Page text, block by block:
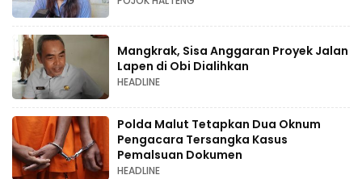
Mangkrak, Sisa Anggaran Proyek Jalan
Lapen di Obi Dialihkan
HEADLINE
Polda Malut Tetapkan Dua Oknum
Pengacara Tersangka Kasus
Pemalsuan Dokumen
HEADLINE